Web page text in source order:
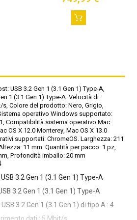
USB 3.2 Gen 1 (3.1 Gen 1) Type-A,
1 (3.1 Gen 1) Type-A. Velocità di
Colore del prodotto: Nero, Grigio,
operativo Windows supportato:
Compatibilità sistema operativo Mac:
OS X 12.0 Monterey, Mac OS X 13.0
supportati: ChromeOS. Larghezza: 211
11 mm. Quantità per pacco: 1 pz,
Profondità imballo: 20 mm
3.2 Gen 1 (3.1 Gen 1) Type-A
3.2 Gen 1 (3.1 Gen 1) Type-A
3.2 Gen 1 (3.1 Gen 1) di tipo A : 4